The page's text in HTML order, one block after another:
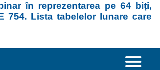
în reprezentarea pe 64 biți,
754. Lista tabelelor lunare care